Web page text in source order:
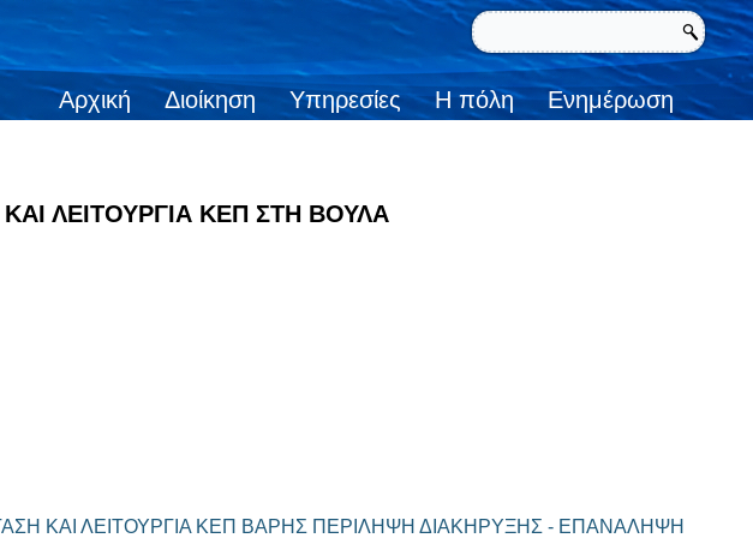
Αρχική Διοίκηση Υπηρεσίες Η πόλη Ενημέρωση
ΛΕΙΤΟΥΡΓΙΑ ΚΕΠ ΣΤΗ ΒΟΥΛΑ
ΚΑΙ ΛΕΙΤΟΥΡΓΙΑ ΚΕΠ ΒΑΡΗΣ ΠΕΡΙΛΗΨΗ ΔΙΑΚΗΡΥΞΗΣ - ΕΠΑΝΑΛΗΨΗ